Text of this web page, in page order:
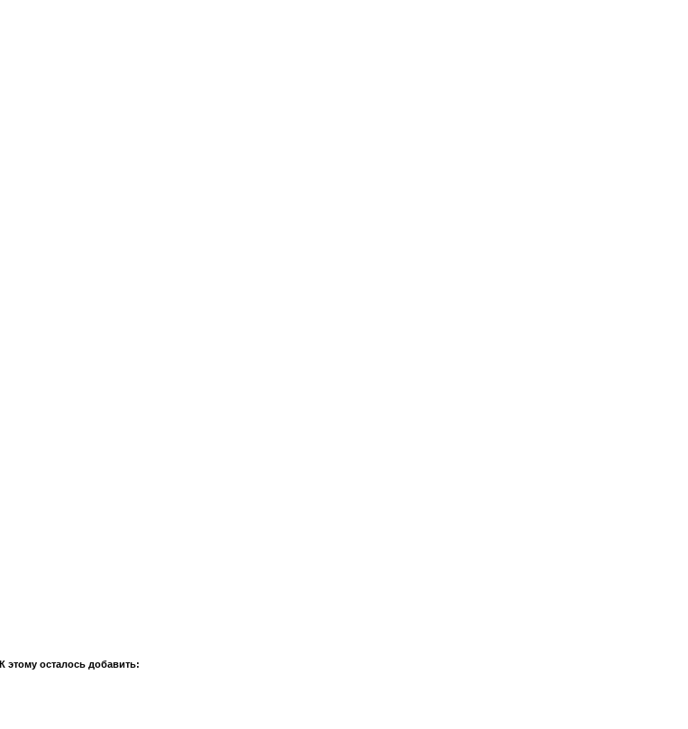
К этому осталось добавить: